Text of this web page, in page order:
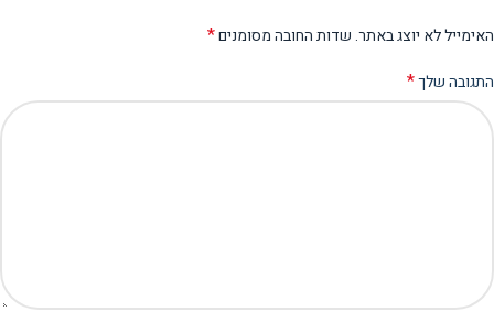
האימייל לא יוצג באתר.שדות החובה מסומנים*
התגובה שלך*